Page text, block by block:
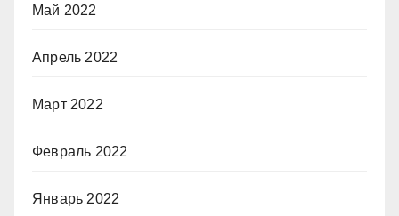
Май 2022
Апрель 2022
Март 2022
Февраль 2022
Январь 2022